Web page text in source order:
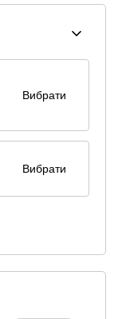
Вибрати
Вибрати